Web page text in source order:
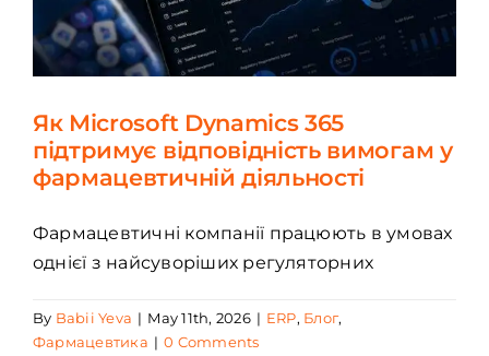
Як Microsoft Dynamics 365
підтримує відповідність вимогам у
фармацевтичній діяльності
Фармацевтичні компанії працюють в умовах
однієї з найсуворіших регуляторних
By Babii Yeva | May 11th, 2026 | ERP, Блог,
Фармацевтика | 0 Comments